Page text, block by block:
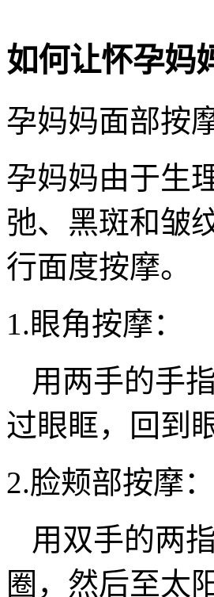
如何让怀孕妈
孕妈妈面部按
孕妈妈由于生
弛、黑斑和皱
行面度按摩。
1.眼角按摩：
用两手的手
过眼眶，回到
2.脸颊部按摩：
用双手的两
圈，然后至太